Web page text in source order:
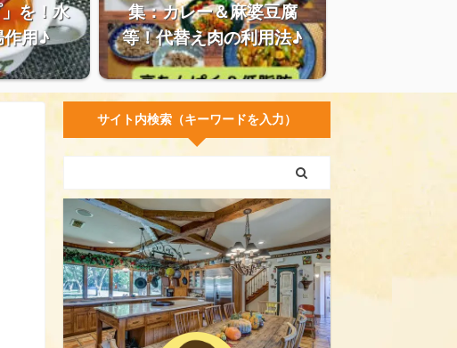
を！水
作用♪
集：カレー＆麻婆豆腐
等！代替え肉の利用法♪
サイト内検索（キーワードを入力）